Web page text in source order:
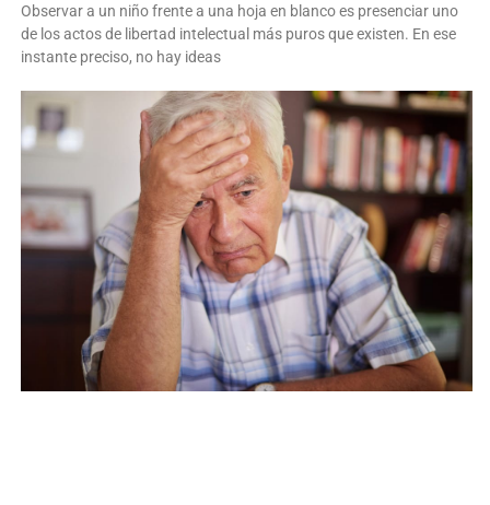
Observar a un niño frente a una hoja en blanco es presenciar uno
de los actos de libertad intelectual más puros que existen. En ese
instante preciso, no hay ideas